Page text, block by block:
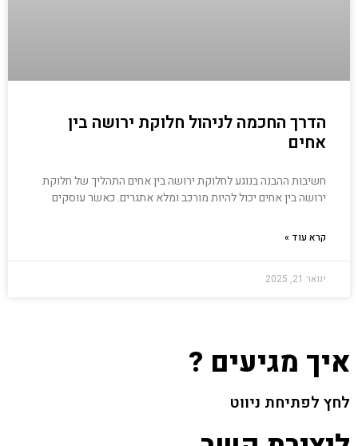
הדרך החכמה לניהול חלוקת ירושה בין
אחים
חשיבות ההבנה בנוגע לחלוקת ירושה בין אחים התהליך של חלוקת
ירושה בין אחים יכול להיות מורכב ומלא אתגרים. כאשר עוסקים
קרא עוד »
ינואר 21, 2025
איך מגיעים ?
לחץ לפתיחת ניווט